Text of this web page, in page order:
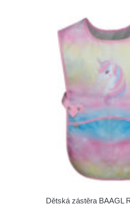
Dětská zástěra BAAGL